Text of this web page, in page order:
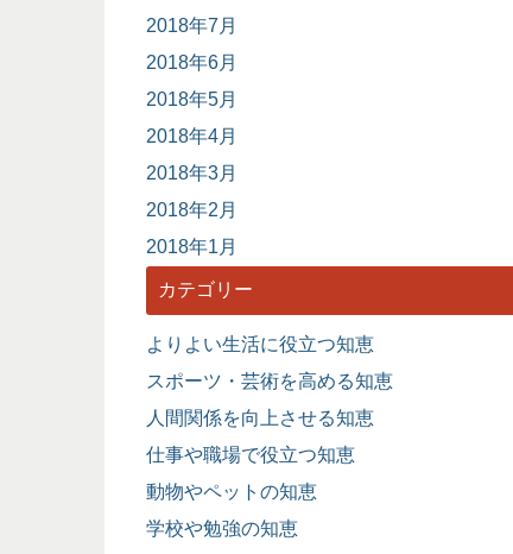
2018年7月
2018年6月
2018年5月
2018年4月
2018年3月
2018年2月
2018年1月
カテゴリー
よりよい生活に役立つ知恵
スポーツ・芸術を高める知恵
人間関係を向上させる知恵
仕事や職場で役立つ知恵
動物やペットの知恵
学校や勉強の知恵